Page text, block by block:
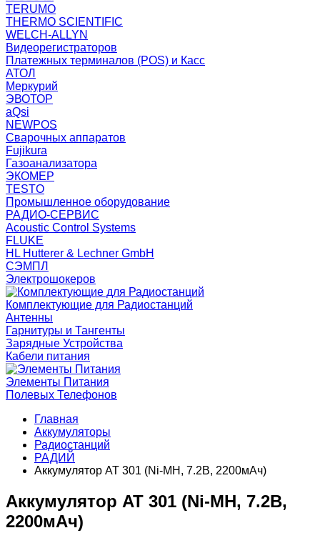
TERUMO
THERMO SCIENTIFIC
WELCH-ALLYN
Видеорегистраторов
Платежных терминалов (POS) и Касс
АТОЛ
Меркурий
ЭВОТОР
aQsi
NEWPOS
Сварочных аппаратов
Fujikura
Газоанализатора
ЭКОМЕР
TESTO
Промышленное оборудование
РАДИО-СЕРВИС
Acoustic Control Systems
FLUKE
HL Hutterer & Lechner GmbH
СЭМПЛ
Электрошокеров
Комплектующие для Радиостанций
Антенны
Гарнитуры и Тангенты
Зарядные Устройства
Кабели питания
Элементы Питания
Полевых Телефонов
Главная
Аккумуляторы
Радиостанций
РАДИЙ
Аккумулятор AT 301 (Ni-MH, 7.2В, 2200мАч)
Аккумулятор AT 301 (Ni-MH, 7.2В,
2200мАч)